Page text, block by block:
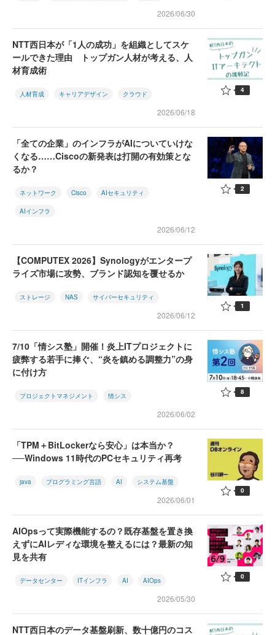
2026/06/30
NTT西日本が「1人の成功」を組織としてスケ
ールできた理由 トップガン人材が考える、人
材育成術
人材育成 キャリアデザイン クラウド
2026/06/18
4
「全ての企業」のインフラがAIについていけな
くなる……Ciscoの新発表は打開の有効策とな
るか？
ネットワーク Cisco AIセキュリティ
AIインフラ
2026/06/12
2
【COMPUTEX 2026】Synologyがエンタープ
ライズ市場に攻勢、ブランド認知を覆せるか
ストレージ NAS サイバーセキュリティ
2026/06/12
1
7/10「情シス塾」開催！炎上ITプロジェクトに
疲弊する若手に捧ぐ、“炎を鎮める調整力”の身
に付け方
プロジェクトマネジメント 情シス
2026/06/02
8
「TPM＋BitLockerなら安心」は本当か？
──Windows 11時代のPCセキュリティ再考
java プログラミング言語 AI システム基盤
2026/06/01
0
AIOpsって実際機能するの？既存基盤を置き換
えずにAIレディな環境を整えるには？最新の知
見を共有
データセンター ITインフラ AI AIOps
2026/05/30
0
NTT西日本のデータ基盤刷新、数十億円のコス